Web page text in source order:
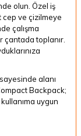
olun. Özel iş
cep ve çizilmeye
çalışma
çantada toplanır.
alanı
Backpack;
uygun